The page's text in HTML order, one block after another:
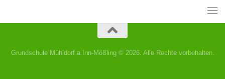
Grundschule Mühldorf a.Inn-Mößling © 2026. Alle Rechte vorbehalten.